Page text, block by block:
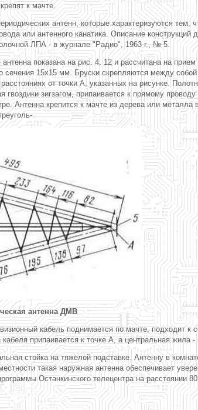
к мачте.
антенн, которые характеризуются тем,
или антенного канатика. Описание
ЛПА - в журнале "Радио", 1963 г., № 5.
показана на рис. 4. 12 и рассчитана на
сечения 15х15 мм. Бруски скрепляются между
от точки А, указанных на рисунке.
зигзагом, припаивается к прямому
Антенна крепится к мачте из дерева или металла
антенна ДМВ
кабель поднимается по мачте, подходит к
припаивается к точке А, а центральная жила -
стойка на тяжелой подставке. Антенну в
такая наружная антенна обеспечивает
Останкинского телецентра на расстоянии